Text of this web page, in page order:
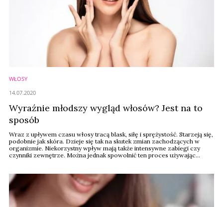
WŁOSY
Wyraźnie młodszy wygląd włosów? Jest na to
sposób
Wraz z upływem czasu włosy tracą blask, siłę i sprężystość. Starzeją się,
podobnie jak skóra. Dzieje się tak na skutek zmian zachodzących w
organizmie. Niekorzystny wpływ mają także intensywne zabiegi czy
czynniki zewnętrze. Można jednak spowolnić ten proces używając
...
14.07.2020